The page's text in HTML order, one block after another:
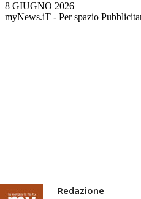
8 GIUGNO 2026
myNews.iT - Per spazio
Redazione